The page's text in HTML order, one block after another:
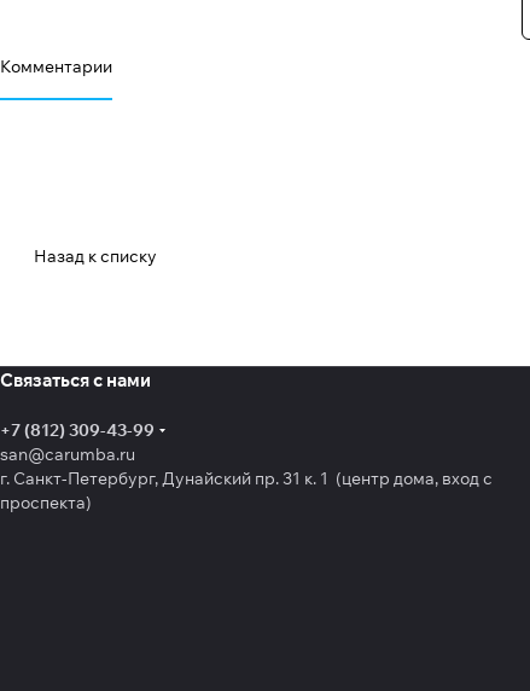
Комментарии
Назад к списку
Связаться с нами
+7 (812) 309-43-99
san@carumba.ru
г. Санкт-Петербург, Дунайский пр. 31 к. 1 (центр дома, вход с
проспекта)